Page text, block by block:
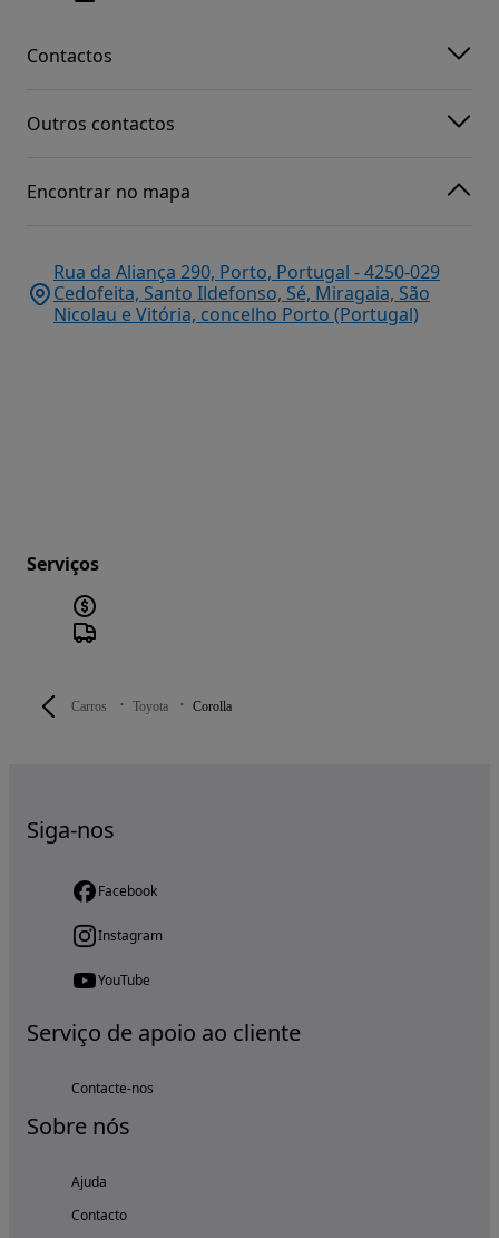
Carros Toyota Corolla
Contactos
Outros contactos
Encontrar no mapa
Rua da Aliança 290, Porto, Portugal - 4250-029
Cedofeita, Santo Ildefonso, Sé, Miragaia, São
Nicolau e Vitória, concelho Porto (Portugal)
Serviços
Siga-nos
Facebook
Instagram
YouTube
Serviço de apoio ao cliente
Contacte-nos
Sobre nós
Ajuda
Contacto